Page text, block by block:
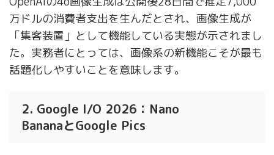
万ドルの消費者支出を生んだとされ、画像生成が
「集客装置」として機能している実態が示されまし
た。実務者にとっては、画像系の新機能こそが最も
話題化しやすいことを意味します。
2. Google I/O 2026：Nano
BananaとGoogle Pics